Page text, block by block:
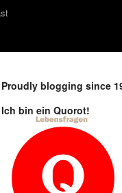
Proudly blogging since
Ich bin ein Quorot!